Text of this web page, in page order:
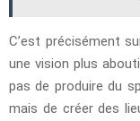
C’est précisément
une vision plus
pas de produire du
mais de créer des